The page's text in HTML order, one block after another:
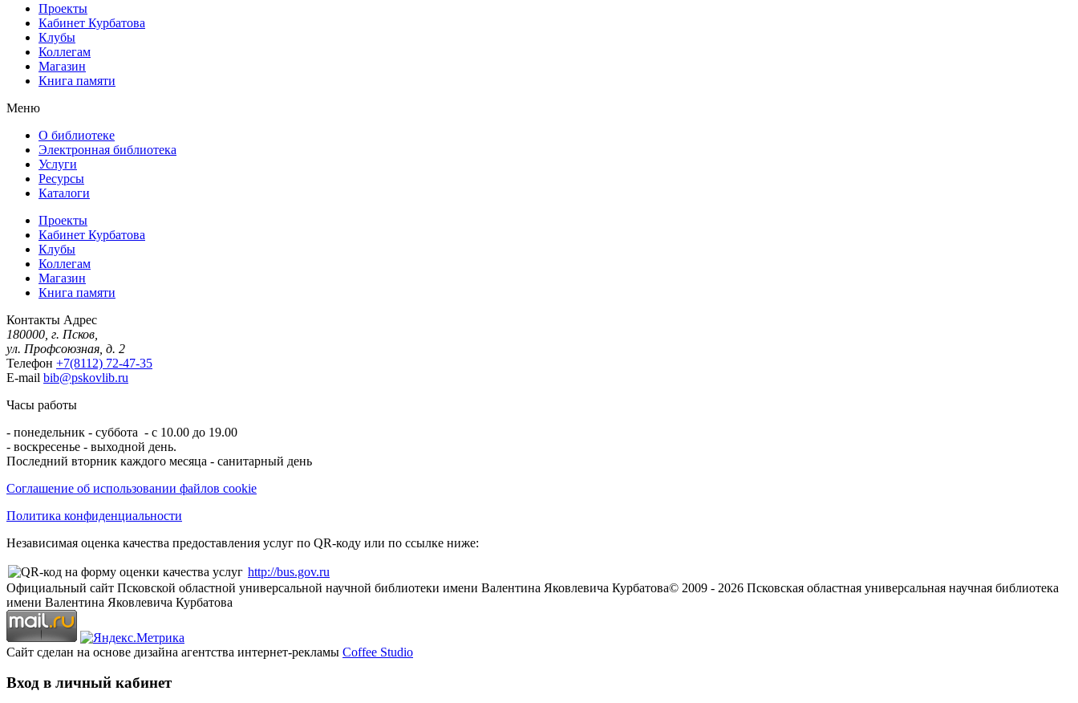
Проекты
Кабинет Курбатова
Клубы
Коллегам
Магазин
Книга памяти
Меню
О библиотеке
Электронная библиотека
Услуги
Ресурсы
Каталоги
Проекты
Кабинет Курбатова
Клубы
Коллегам
Магазин
Книга памяти
Контакты Адрес
180000, г. Псков,
ул. Профсоюзная, д. 2
Телефон +7(8112) 72-47-35
E-mail bib@pskovlib.ru
Часы работы
- понедельник - суббота - с 10.00 до 19.00
- воскресенье - выходной день.
Последний вторник каждого месяца - санитарный день
Соглашение об использовании файлов cookie
Политика конфиденциальности
Независимая оценка качества предоставления услуг по QR-коду или по ссылке ниже:
http://bus.gov.ru
Официальный сайт Псковской областной универсальной научной библиотеки имени Валентина Яковлевича Курбатова© 2009 - 2026 Псковская областная универсальная научная библиотека
имени Валентина Яковлевича Курбатова
Сайт сделан на основе дизайна агентства интернет-рекламы Coffee Studio
Вход в личный кабинет